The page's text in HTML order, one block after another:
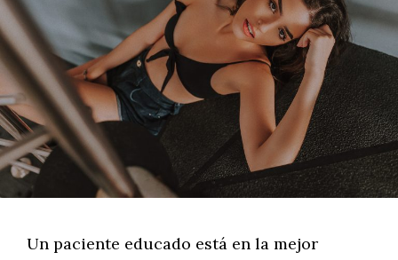
Un paciente educado está en la mejor